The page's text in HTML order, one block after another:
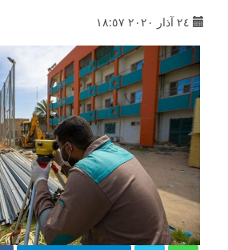
٢٤ آذار ٢٠٢٠ ١٨:٥٧